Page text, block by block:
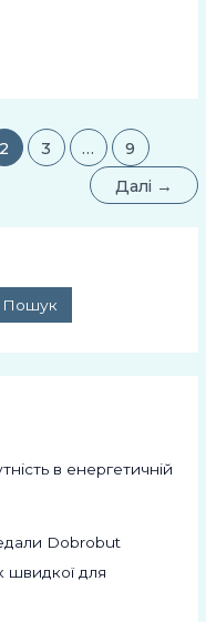
2 3 …
9
Далі →
Пошук
в енергетичній
Dobrobut
швидкої для